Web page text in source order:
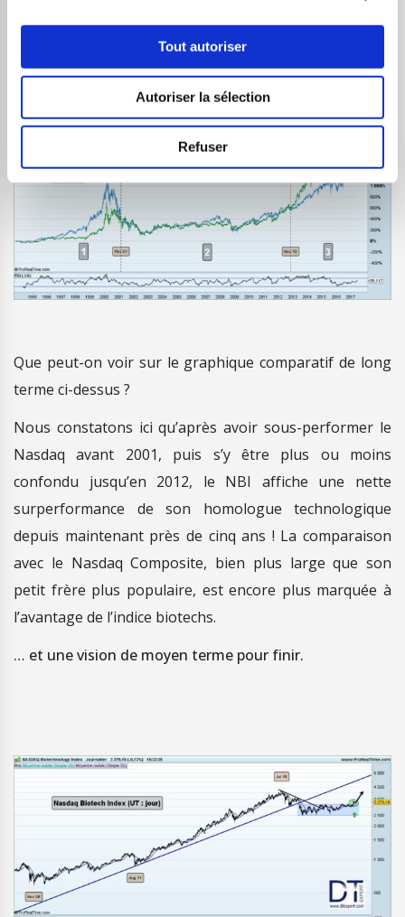
Tout autoriser
Autoriser la sélection
Refuser
Une vision de long terme pour commencer…
Que peut-on voir sur le graphique comparatif de long
terme ci-dessus ?
Nous constatons ici qu’après avoir sous-performer le
Nasdaq avant 2001, puis s’y être plus ou moins
confondu jusqu’en 2012, le NBI affiche une nette
surperformance de son homologue technologique
depuis maintenant près de cinq ans ! La comparaison
avec le Nasdaq Composite, bien plus large que son
petit frère plus populaire, est encore plus marquée à
l’avantage de l’indice biotechs.
… et une vision de moyen terme pour finir.